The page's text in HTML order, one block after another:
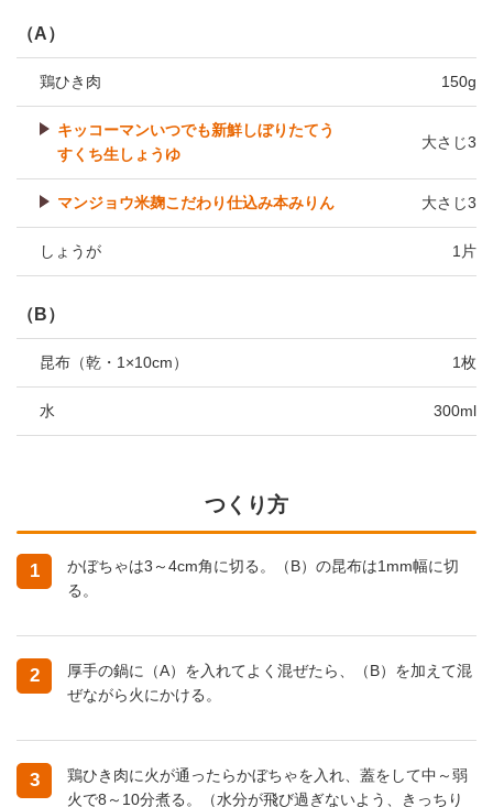
（A）
鶏ひき肉 150g
キッコーマンいつでも新鮮しぼりたてう
すくち生しょうゆ
大さじ3
マンジョウ米麹こだわり仕込み本みりん 大さじ3
しょうが 1片
（B）
昆布（乾・1×10cm） 1枚
水 300ml
つくり方
1
かぼちゃは3～4cm角に切る。（B）の昆布は1mm幅に切
る。
2
厚手の鍋に（A）を入れてよく混ぜたら、（B）を加えて混
ぜながら火にかける。
3
鶏ひき肉に火が通ったらかぼちゃを入れ、蓋をして中～弱
火で8～10分煮る。（水分が飛び過ぎないよう、きっちり